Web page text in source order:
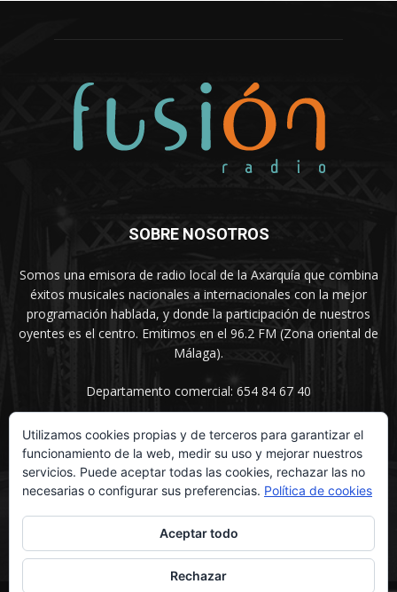
SOBRE NOSOTROS
Somos una emisora de radio local de la Axarquía que combina
éxitos musicales nacionales a internacionales con la mejor
programación hablada, y donde la participación de nuestros
oyentes es el centro. Emitimos en el 96.2 FM (Zona oriental de
Málaga).
Departamento comercial: 654 84 67 40
SÍGUENOS
Utilizamos cookies propias y de terceros para garantizar el
funcionamiento de la web, medir su uso y mejorar nuestros
servicios. Puede aceptar todas las cookies, rechazar las no
necesarias o configurar sus preferencias. Política de cookies
Aceptar todo
Rechazar